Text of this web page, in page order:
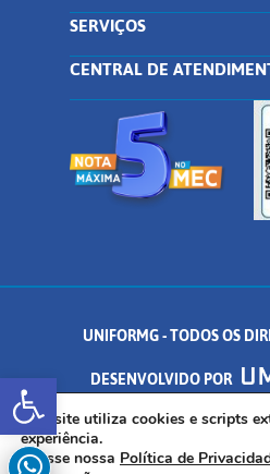
Abrir a barra de
SERVIÇOS
CENTRAL DE
UNIFORMG - TODOS OS
DESENVOLVIDO POR
AV. DR. ARNALDO DE SENNA, 328 -
Este site utiliza cookies e scripts
experiência.
Acesse nossa Política de